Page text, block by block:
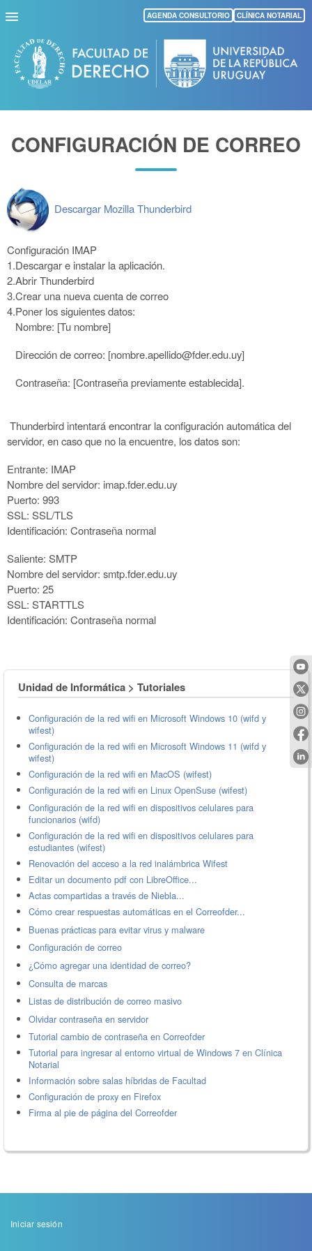
Pasar
al
contenido
principal
AGENDA CONSULTORIO CLÍNICA NOTARIAL
CONFIGURACIÓN DE CORREO
Descargar Mozilla Thunderbird
Configuración IMAP
1.Descargar e instalar la aplicación.
2.Abrir Thunderbird
3.Crear una nueva cuenta de correo
4.Poner los siguientes datos:
Nombre: [Tu nombre]
Dirección de correo: [nombre.apellido@fder.edu.uy]
Contraseña: [Contraseña previamente establecida].
Thunderbird intentará encontrar la configuración automática del
servidor, en caso que no la encuentre, los datos son:
Entrante: IMAP
Nombre del servidor: imap.fder.edu.uy
Puerto: 993
SSL: SSL/TLS
Identificación: Contraseña normal
Saliente: SMTP
Nombre del servidor: smtp.fder.edu.uy
Puerto: 25
SSL: STARTTLS
Identificación: Contraseña normal
Unidad de Informática > Tutoriales
Configuración de la red wifi en Microsoft Windows 10 (wifd y
wifest)
Configuración de la red wifi en Microsoft Windows 11 (wifd y
wifest)
Configuración de la red wifi en MacOS (wifest)
Configuración de la red wifi en Linux OpenSuse (wifest)
Configuración de la red wifi en dispositivos celulares para
funcionarios (wifd)
Configuración de la red wifi en dispositivos celulares para
estudiantes (wifest)
Renovación del acceso a la red inalámbrica Wifest
Editar un documento pdf con LibreOffice...
Actas compartidas a través de Niebla...
Cómo crear respuestas automáticas en el Correofder...
Buenas prácticas para evitar virus y malware
Configuración de correo
¿Cómo agregar una identidad de correo?
Consulta de marcas
Listas de distribución de correo masivo
Olvidar contraseña en servidor
Tutorial cambio de contraseña en Correofder
Tutorial para ingresar al entorno virtual de Windows 7 en Clínica
Notarial
Información sobre salas híbridas de Facultad
Configuración de proxy en Firefox
Firma al pie de página del Correofder
Menu
Iniciar sesión